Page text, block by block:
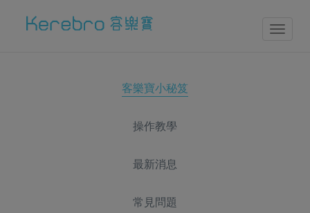
客樂寶小秘笈
操作教學
最新消息
常見問題